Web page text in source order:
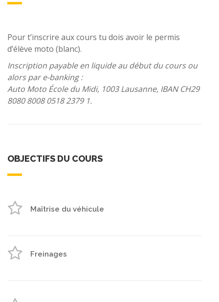
Pour t’inscrire aux cours tu dois avoir le permis
d’élève moto (blanc).
Inscription payable en liquide au début du cours ou
alors par e-banking :
Auto Moto École du Midi, 1003 Lausanne, IBAN CH29
8080 8008 0518 2379 1.
OBJECTIFS DU COURS
Maîtrise du véhicule
Freinages